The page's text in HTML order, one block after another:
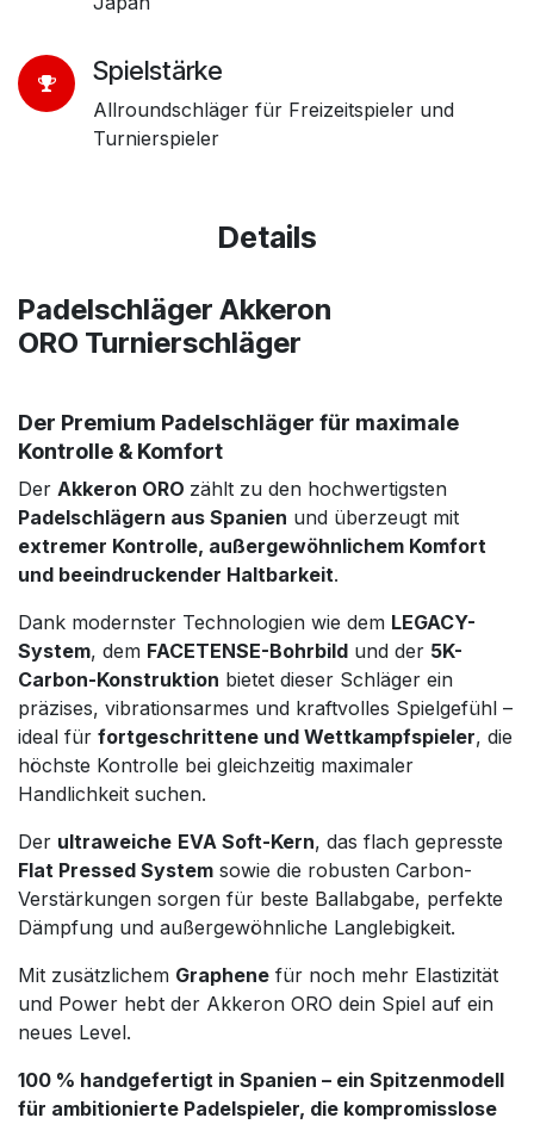
Spielstärke
Allroundschläger für Freizeitspieler und
Turnierspieler
Details
Padelschläger Akkeron
ORO Turnierschläger
Der Premium Padelschläger für maximale
Kontrolle & Komfort
Der Akkeron ORO zählt zu den hochwertigsten
Padelschlägern aus Spanien und überzeugt mit
extremer Kontrolle, außergewöhnlichem Komfort
und beeindruckender Haltbarkeit.
Dank modernster Technologien wie dem LEGACY-
System, dem FACETENSE-Bohrbild und der 5K-
Carbon-Konstruktion bietet dieser Schläger ein
präzises, vibrationsarmes und kraftvolles Spielgefühl –
ideal für fortgeschrittene und Wettkampfspieler, die
höchste Kontrolle bei gleichzeitig maximaler
Handlichkeit suchen.
Der ultraweiche EVA Soft-Kern, das flach gepresste
Flat Pressed System sowie die robusten Carbon-
Verstärkungen sorgen für beste Ballabgabe, perfekte
Dämpfung und außergewöhnliche Langlebigkeit.
Mit zusätzlichem Graphene für noch mehr Elastizität
und Power hebt der Akkeron ORO dein Spiel auf ein
neues Level.
100 % handgefertigt in Spanien – ein Spitzenmodell
für ambitionierte Padelspieler, die kompromisslose